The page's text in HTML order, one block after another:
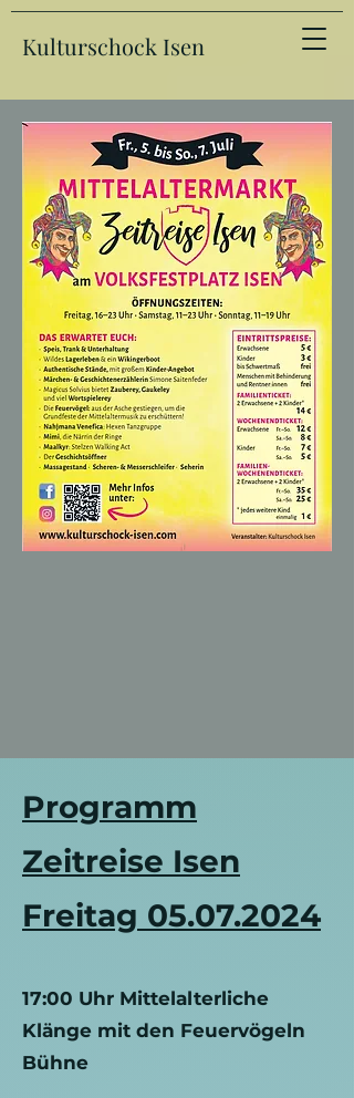
Kulturschock Isen
Programm
Zeitreise Isen
Freitag 05.07.2024
17:00 Uhr Mittelalterliche
Klänge mit den Feuervögeln
Bühne